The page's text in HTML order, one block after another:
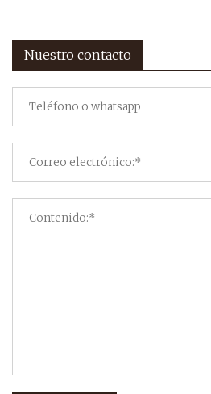
Nuestro contacto